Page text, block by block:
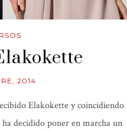
2014
Elakokette y coincidiendo
decidido poner en marcha un